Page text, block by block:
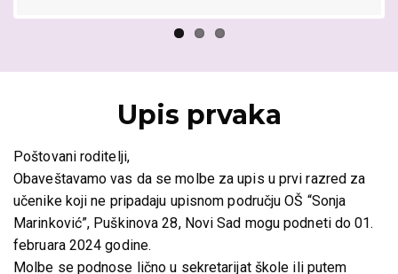
Upis prvaka
Poštovani roditelji,
Obaveštavamo vas da se molbe za upis u prvi razred za
učenike koji ne pripadaju upisnom području OŠ “Sonja
Marinković”, Puškinova 28, Novi Sad mogu podneti do 01.
februara 2024 godine.
Molbe se podnose lično u sekretarijat škole ili putem